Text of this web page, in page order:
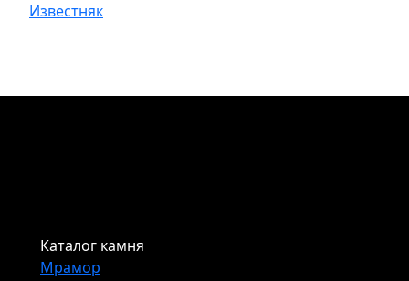
Известняк
Каталог камня
Мрамор